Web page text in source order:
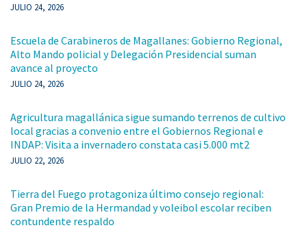
JULIO 24, 2026
Escuela de Carabineros de Magallanes: Gobierno Regional,
Alto Mando policial y Delegación Presidencial suman
avance al proyecto
JULIO 24, 2026
Agricultura magallánica sigue sumando terrenos de cultivo
local gracias a convenio entre el Gobiernos Regional e
INDAP: Visita a invernadero constata casi 5.000 mt2
JULIO 22, 2026
Tierra del Fuego protagoniza último consejo regional:
Gran Premio de la Hermandad y voleibol escolar reciben
contundente respaldo